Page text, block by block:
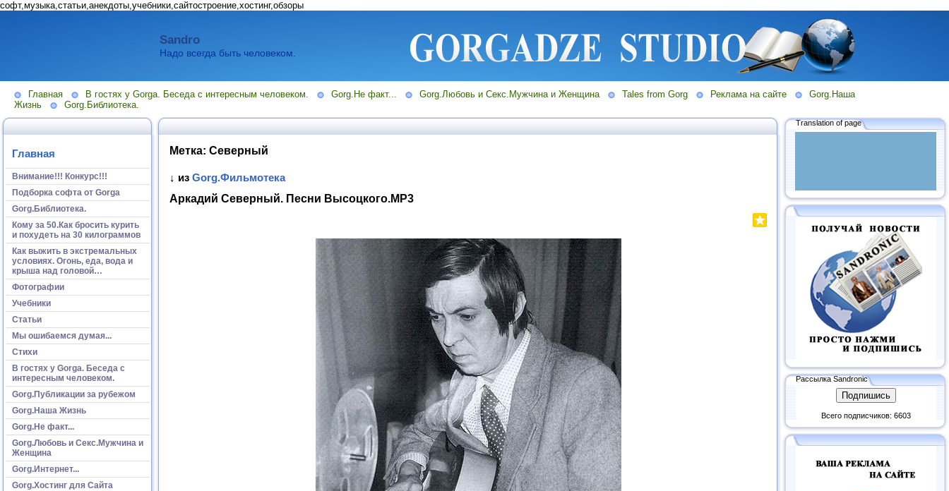
софт,музыка,статьи,анекдоты,учебники,сайтостроение,хостинг,обзоры
Sandro
Надо всегда быть человеком.
Главная В гостях у Gorga. Беседа с интересным человеком. Gorg.Не факт... Gorg.Любовь и Секс.Мужчина и Женщина Tales from Gorg Реклама на сайте
Gorg.Наша
Жизнь
Gorg.Библиотека.
Главная
Внимание!!! Конкурс!!!
Подборка софта от Gorga
Gorg.Библиотека.
Кому за 50.Как бросить курить
и похудеть на 30 килограммов
Как выжить в экстремальных
условиях. Огонь, еда, вода и
крыша над головой…
Фотографии
Учебники
Статьи
Мы ошибаемся думая...
Стихи
В гостях у Gorga. Беседа с
интересным человеком.
Gorg.Публикации за рубежом
Gorg.Наша Жизнь
Gorg.Не факт...
Gorg.Любовь и Секс.Мужчина и
Женщина
Gorg.Интернет...
Gorg.Хостинг для Сайта
Метка: Северный
↓ из Gorg.Фильмотека
Аркадий Северный. Песни Высоцкого.MP3
Translation of page
Рассылка Sandronic
Всего подписчиков: 6603